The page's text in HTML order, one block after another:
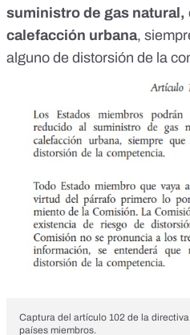
suministro de gas
calefacción urbana,
alguno de distorsión de la
Captura del artículo 102 de la
países miembros.